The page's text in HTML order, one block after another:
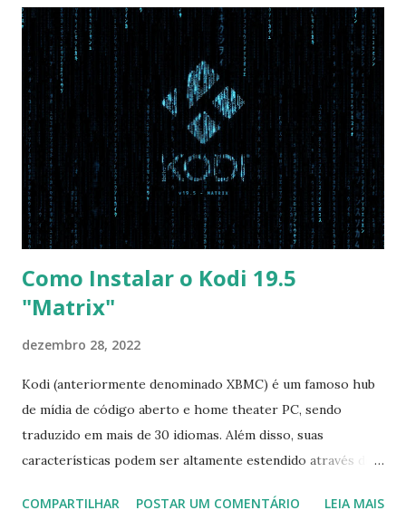
com Win, deixe essa opção no Auto ) Set AHCI Mode ->
Disabled USB S3 Wake-up -> Enabled Boot: Secure Boot ->
Disabled OS Mode Selection -> UEFI and CSM OS (Essa
opção garante boot com Win e Linux) Boot > Boot Priority
Order USB HDD: SATA CD: SATA HDD: Essa ordem de boot
vai garantir que ele tente primeiro o boot pela USB, depois
pelo CD e por último no HD. Apenas as opções acima são
as necessá...
Como Instalar o Kodi 19.5
"Matrix"
dezembro 28, 2022
Kodi (anteriormente denominado XBMC) é um famoso hub
de mídia de código aberto e home theater PC, sendo
traduzido em mais de 30 idiomas. Além disso, suas
características podem ser altamente estendido através de
(personal video recorder). A versão final do Kodi 19.5
COMPARTILHAR POSTAR UM COMENTÁRIO LEIA MAIS